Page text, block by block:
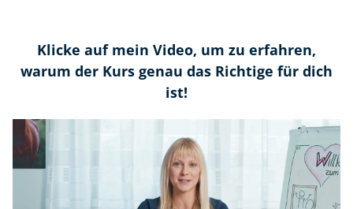
Klicke auf mein Video, um zu erfahren,
warum der Kurs genau das Richtige für dich
ist!